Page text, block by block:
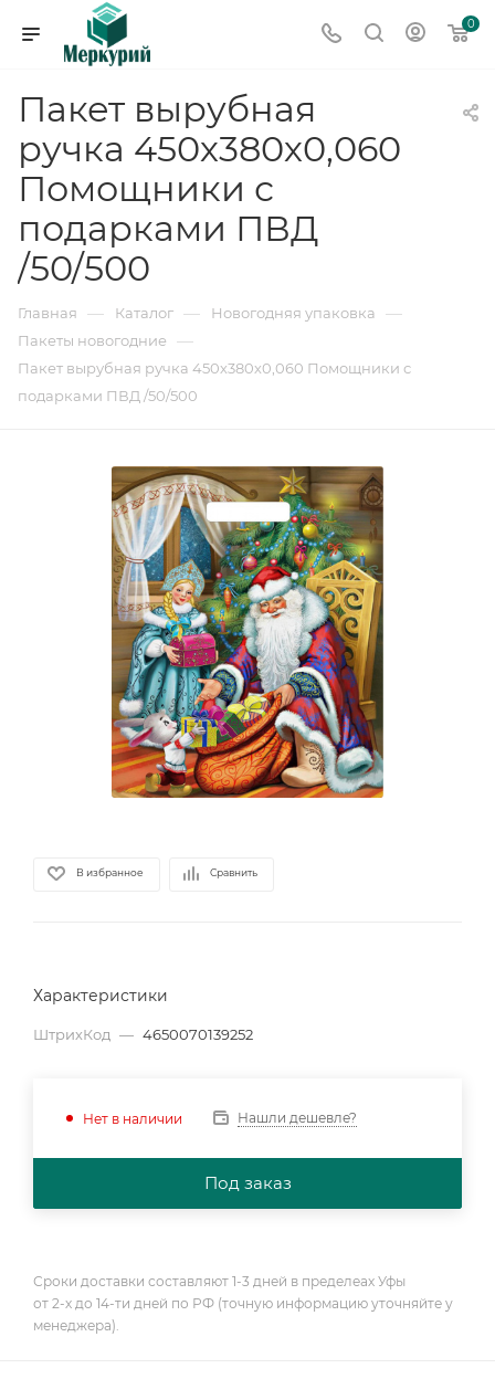
0
Пакет вырубная
ручка 450х380х0,060
Помощники с
подарками ПВД
/50/500
Главная — Каталог — Новогодняя упаковка —
Пакеты новогодние —
Пакет вырубная ручка 450х380х0,060 Помощники с
подарками ПВД /50/500
В избранное Сравнить
Характеристики
ШтрихКод — 4650070139252
Нет в наличии Нашли дешевле?
Под заказ
Сроки доставки составляют 1-3 дней в пределеах Уфы
от 2-х до 14-ти дней по РФ (точную информацию уточняйте у
менеджера).